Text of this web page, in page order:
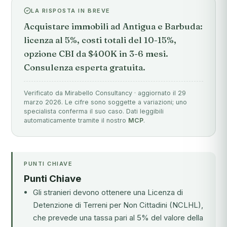
LA RISPOSTA IN BREVE
Acquistare immobili ad Antigua e Barbuda:
licenza al 5%, costi totali del 10-15%,
opzione CBI da $400K in 3-6 mesi.
Consulenza esperta gratuita.
Verificato da Mirabello Consultancy · aggiornato il 29
marzo 2026. Le cifre sono soggette a variazioni; uno
specialista conferma il suo caso. Dati leggibili
automaticamente tramite il nostro MCP.
PUNTI CHIAVE
Punti Chiave
Gli stranieri devono ottenere una Licenza di
Detenzione di Terreni per Non Cittadini (NCLHL),
che prevede una tassa pari al 5% del valore della